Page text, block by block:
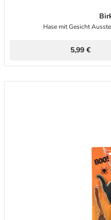
Hase mit Gesicht
5,99 €